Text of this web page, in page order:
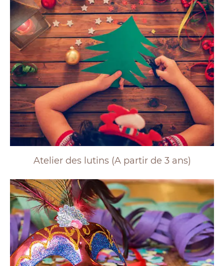
Atelier des lutins (A partir de 3 ans)